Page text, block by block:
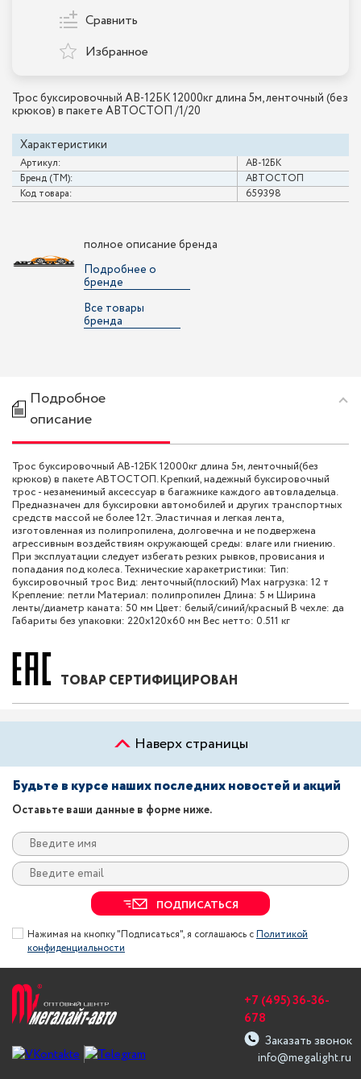
Трос буксировочный AB-12БК 12000кг длина 5м, ленточный (без
крюков) в пакете АВТОСТОП /1/20
Характеристики
Артикул:
AB-12БК
Бренд (ТМ):
АВТОСТОП
Код товара:
659398
Сравнить
Избранное
полное описание бренда
Подробнее о
бренде
Все товары
бренда
Подробное
описание
Трос буксировочный AB-12БК 12000кг длина 5м, ленточный(без
крюков) в пакете АВТОСТОП. Крепкий, надежный буксировочный
трос - незаменимый аксессуар в багажнике каждого автовладельца.
Предназначен для буксировки автомобилей и других транспортных
средств массой не более 12т. Эластичная и легкая лента,
изготовленная из полипропилена, долговечна и не подвержена
агрессивным воздействиям окружающей среды: влаге или гниению.
При эксплуатации следует избегать резких рывков, провисания и
попадания под колеса. Технические харакетристики: Тип:
буксировочный трос Вид: ленточный(плоский) Max нагрузка: 12 т
Крепление: петли Материал: полипропилен Длина: 5 м Ширина
ленты/диаметр каната: 50 мм Цвет: белый/синий/красный В чехле: да
Габариты без упаковки: 220x120x60 мм Вес нетто: 0.511 кг
ТОВАР СЕРТИФИЦИРОВАН
Наверх страницы
Будьте в курсе наших последних новостей и акций
Оставьте ваши данные в форме ниже.
ПОДПИСАТЬСЯ
Нажимая на кнопку "Подписаться", я соглашаюсь сПолитикой
конфиденциальности
info@megalight.ru
+7 (495) 36-36-
678
Заказать звонок